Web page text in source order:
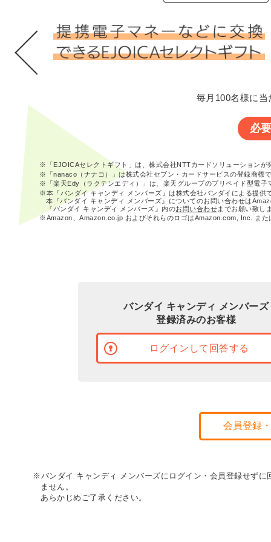
毎月100名様に
必
※「EJOICAセレクトギフト」は、株式会社NTTカードソリューションが
※「nanaco（ナナコ）」は株式会社セブン・カードサービスの登録商標
※「楽天Edy（ラクテンエディ）」は、楽天グループのプリペイド型電子
※本『バンダイ キャンディ メンバーズ』は株式会社バンダイによる提供
本『バンダイ キャンディ メンバーズ』についてのお問い合わせは
『バンダイ キャンディ メンバーズ』内のお問い合わせまでお願い致し
※Amazon、Amazon.co.jp およびそれらのロゴはAmazon.com, Inc. また
バンダイ キャンディ メンバーズ
登録済みのお客様
ログインして回答する
会員登録
※バンダイ キャンディ メンバーズにログイン・会員登録せず
ません。
あらかじめご了承ください。